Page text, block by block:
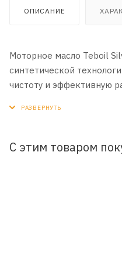
ОПИСАНИЕ
Моторное масло Teboil
синтетической
чистоту и эффективную
Улучшенная защита при
С этим товаром